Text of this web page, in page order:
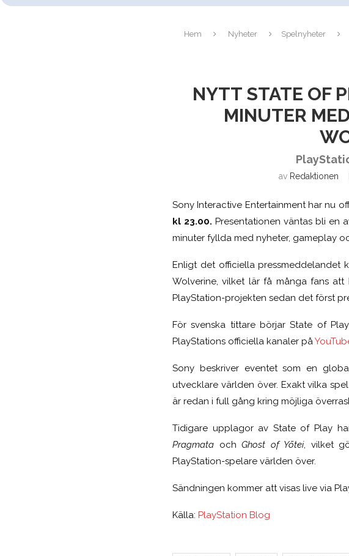
Hem Nyheter Spelnyheter
NYTT STATE OF
MINUTER
av Redaktionen
Sony Interactive Entertainmenthar nu
kl 23.00. Presentationen väntas bli en
minuter fyllda med nyheter, gameplay
Enligt det officiella pressmeddelandet
Wolverine, vilket lär få många fans
PlayStation-projekten sedan det först
För svenska tittare börjar State of
PlayStations officiella kanaler på
Sony beskriver eventet som en
utvecklare världen över. Exakt vilka
är redan i full gång kring möjliga
Tidigare upplagor av State of Play
Pragmata och Ghost of Yōtei, vilket
PlayStation-spelare världen över.
Sändningen kommer att visas live via
Källa: PlayStation Blog